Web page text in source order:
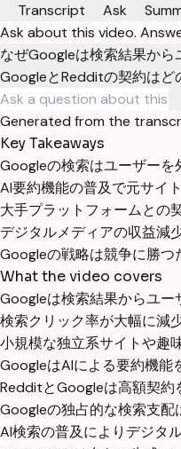
Transcript
Ask
Ask about this video.
なぜGoogleは検索結果から
GoogleとRedditの契約はど
Generated from the
Key Takeaways
Googleの検索はユーザーを
AI要約機能の普及で元サイ
大手プラットフォームとの
デジタルメディアの収益減
Googleの戦略は競争に勝つ
What the video covers
Googleは検索結果からユー
検索クリック率が大幅に減
小規模な独立系サイトや趣
GoogleはAIによる要約機能
RedditとGoogleは高額契約
Googleの独占的な検索支配
AI検索の普及によりデジタ